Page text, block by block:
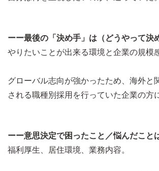
ーー最後の「決め手」は（どうやって決
やりたいことが出来る環境と企業の規模感
グローバル志向が強かったため、海外と
される職種別採用を行っていた企業の方
ーー意思決定で困ったこと／悩んだこと
福利厚生、居住環境、業務内容。